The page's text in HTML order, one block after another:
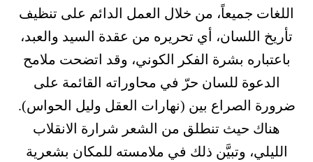
اللغات جميعاً، من خلال العمل الدائم على تنظيف
تأريخ اللسان، أي تحريره من عقدة السيد والعبد،
باعتباره بشرة الفكر الكوني، وقد اتضحت ملامح
الدعوة للسان حرّ في محاوراته القائمة على
ضرورة الصراع بين (نهارات العقل وليل الحواس).
هناك حيث تنطلق من الشعر شرارة الانقلاب
الليلي، وتبيَّن ذلك في ملامسته للمكان بشعرية